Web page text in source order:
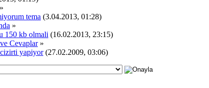
»
tema (3.04.2013, 01:28)
»
150 kb olmali (16.02.2013, 23:15)
Cevaplar»
yapiyor (27.02.2009, 03:06)